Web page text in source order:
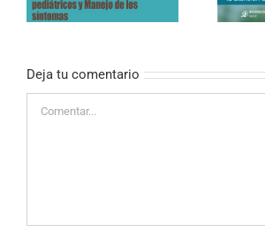
CUIDADOS EN
PALIATIVOS»
Deja tu comentario